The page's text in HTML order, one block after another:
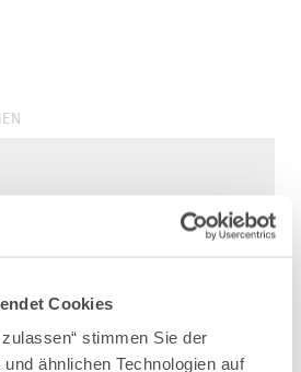
Cookies
stimmen Sie der
ähnlichen Technologien auf